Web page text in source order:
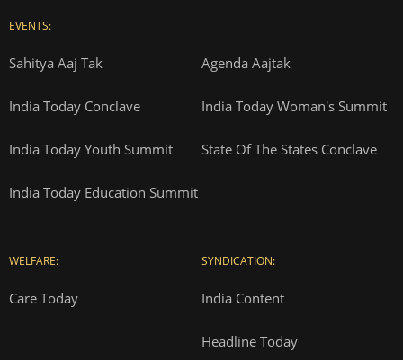
EVENTS:
Sahitya Aaj Tak Agenda Aajtak
India Today Conclave India Today Woman's Summit
India Today Youth Summit State Of The States Conclave
India Today Education Summit
WELFARE:
Care Today
SYNDICATION:
India Content
Headline Today